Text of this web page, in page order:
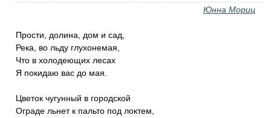
Юнна Мориц
Прости, долина, дом и сад,
Река, во льду глухонемая,
Что в холодеющих лесах
Я покидаю вас до мая.
Цветок чугунный в городской
Ограде льнет к пальто под локтем,